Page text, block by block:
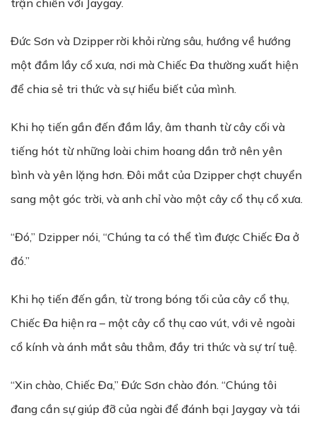
trận chiến với Jaygay.
Đức Sơn và Dzipper rời khỏi rừng sâu, hướng về hướng
một đầm lầy cổ xưa, nơi mà Chiếc Đa thường xuất hiện
để chia sẻ tri thức và sự hiểu biết của mình.
Khi họ tiến gần đến đầm lầy, âm thanh từ cây cối và
tiếng hót từ những loài chim hoang dần trở nên yên
bình và yên lặng hơn. Đôi mắt của Dzipper chợt chuyển
sang một góc trời, và anh chỉ vào một cây cổ thụ cổ xưa.
“Đó,” Dzipper nói, “Chúng ta có thể tìm được Chiếc Đa ở
đó.”
Khi họ tiến đến gần, từ trong bóng tối của cây cổ thụ,
Chiếc Đa hiện ra – một cây cổ thụ cao vút, với vẻ ngoài
cổ kính và ánh mắt sâu thẳm, đầy tri thức và sự trí tuệ.
“Xin chào, Chiếc Đa,” Đức Sơn chào đón. “Chúng tôi
đang cần sự giúp đỡ của ngài để đánh bại Jaygay và tái